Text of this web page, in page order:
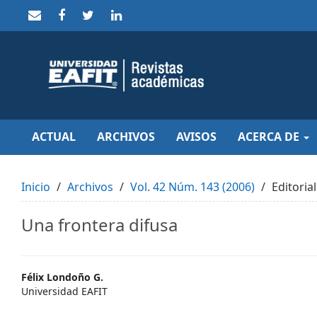
to
Main
Navigation
Content
Sidebar
ACTUAL ARCHIVOS AVISOS ACERCA DE
Inicio Archivos Vol. 42 Núm. 143 (2006) Editorial
Una frontera difusa
Main
Article
Félix Londoño G.
Universidad EAFIT